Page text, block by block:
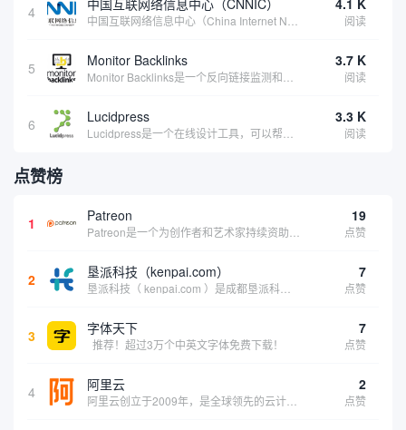
4 中国互联网络信息中心（CNNIC） 4.1 K
阅读
5 Monitor Backlinks 3.7 K
阅读
6 Lucidpress 3.3 K
阅读
点赞榜
1 Patreon 19
点赞
2 垦派科技（kenpai.com） 7
点赞
3 字体天下
推荐！超过3万个中英文字体免费下载！
7
点赞
4 阿里云 2
点赞